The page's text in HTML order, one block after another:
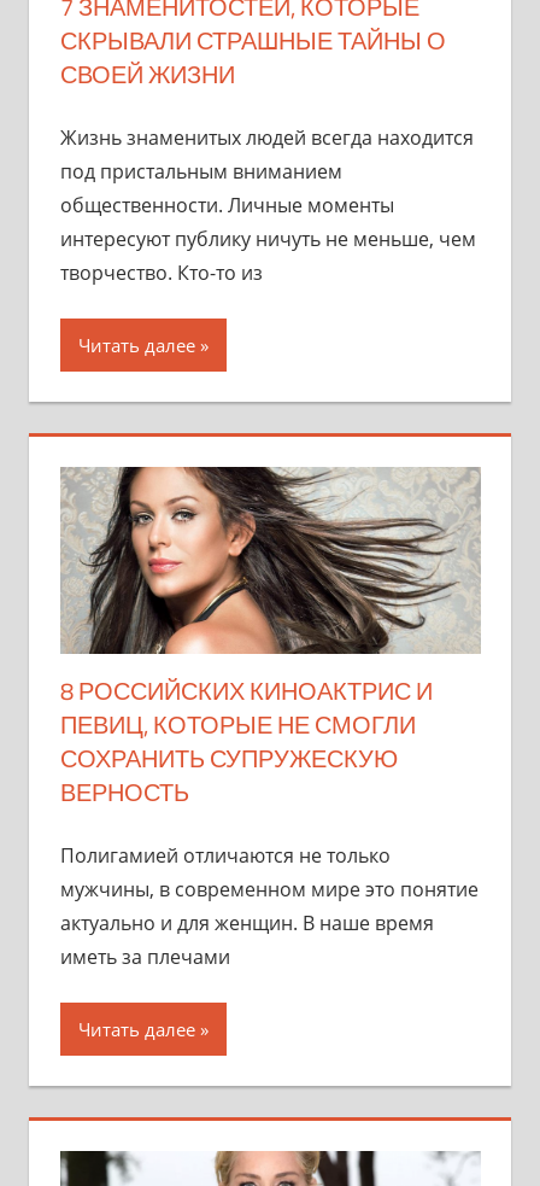
СКРЫВАЛИ СТРАШНЫЕ ТАЙНЫ О
СВОЕЙ ЖИЗНИ
Жизнь знаменитых людей всегда находится
под пристальным вниманием
общественности. Личные моменты
интересуют публику ничуть не меньше, чем
творчество. Кто-то из
Читать далее
8 РОССИЙСКИХ КИНОАКТРИС И
ПЕВИЦ, КОТОРЫЕ НЕ СМОГЛИ
СОХРАНИТЬ СУПРУЖЕСКУЮ
ВЕРНОСТЬ
Полигамией отличаются не только
мужчины, в современном мире это понятие
актуально и для женщин. В наше время
иметь за плечами
Читать далее